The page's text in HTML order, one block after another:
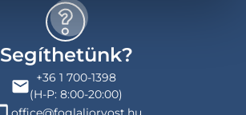
Segíthetünk?
+36 1 700-1398
(H-P: 8:00-20:00)